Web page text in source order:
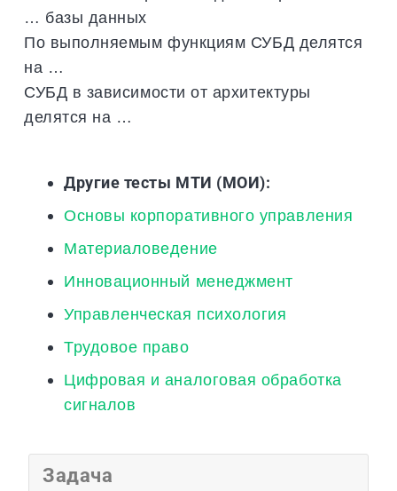
… базы данных
По выполняемым функциям СУБД делятся
на …
СУБД в зависимости от архитектуры
делятся на …
Другие тесты МТИ (МОИ):
Основы корпоративного управления
Материаловедение
Инновационный менеджмент
Управленческая психология
Трудовое право
Цифровая и аналоговая обработка
сигналов
Задача